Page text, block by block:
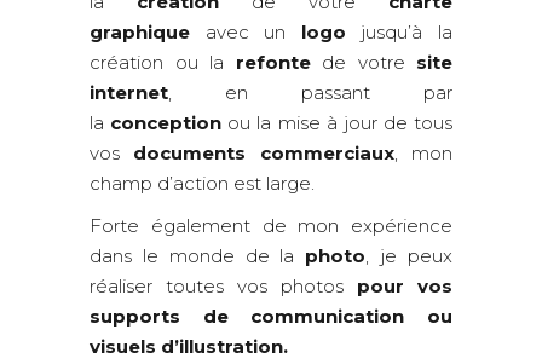
graphique avec un logo jusqu’à la
création ou la refontede votre site
internet, en passant par
la conception ou la mise à jour de tous
vos documents commerciaux, mon
champ d’action est large.
Forte également de mon expérience
dans le monde de la photo, je peux
réaliser toutes vos photos pour vos
supports de communication ou
visuels d’illustration.